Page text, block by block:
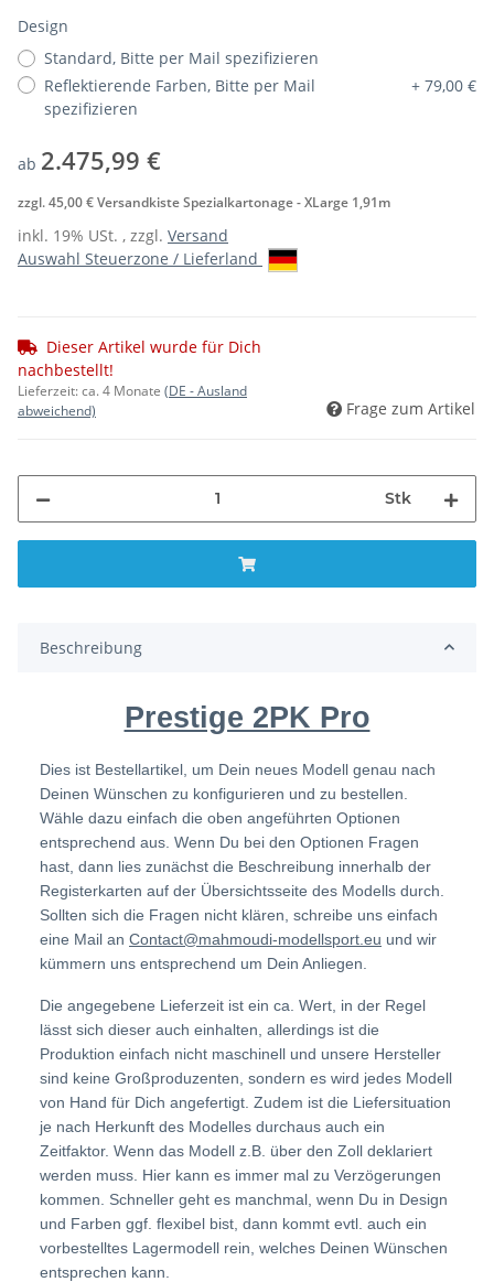
Design
Standard, Bitte per Mail spezifizieren
Reflektierende Farben, Bitte per Mail
spezifizieren
+ 79,00 €
ab 2.475,99 €
zzgl. 45,00 € Versandkiste Spezialkartonage - XLarge 1,91m
inkl. 19% USt. , zzgl. Versand
Auswahl Steuerzone / Lieferland
Dieser Artikel wurde für Dich
nachbestellt!
Lieferzeit:ca. 4 Monate (DE - Ausland
abweichend)
Frage zum Artikel
Stk
Beschreibung
Prestige 2PK Pro
Dies ist Bestellartikel, um Dein neues Modell genau nach
Deinen Wünschen zu konfigurieren und zu bestellen.
Wähle dazu einfach die oben angeführten Optionen
entsprechend aus. Wenn Du bei den Optionen Fragen
hast, dann lies zunächst die Beschreibung innerhalb der
Registerkarten auf der Übersichtsseite des Modells durch.
Sollten sich die Fragen nicht klären, schreibe uns einfach
eine Mail an Contact@mahmoudi-modellsport.eu und wir
kümmern uns entsprechend um Dein Anliegen.
Die angegebene Lieferzeit ist ein ca. Wert, in der Regel
lässt sich dieser auch einhalten, allerdings ist die
Produktion einfach nicht maschinell und unsere Hersteller
sind keine Großproduzenten, sondern es wird jedes Modell
von Hand für Dich angefertigt. Zudem ist die Liefersituation
je nach Herkunft des Modelles durchaus auch ein
Zeitfaktor. Wenn das Modell z.B. über den Zoll deklariert
werden muss. Hier kann es immer mal zu Verzögerungen
kommen. Schneller geht es manchmal, wenn Du in Design
und Farben ggf. flexibel bist, dann kommt evtl. auch ein
vorbestelltes Lagermodell rein, welches Deinen Wünschen
entsprechen kann.